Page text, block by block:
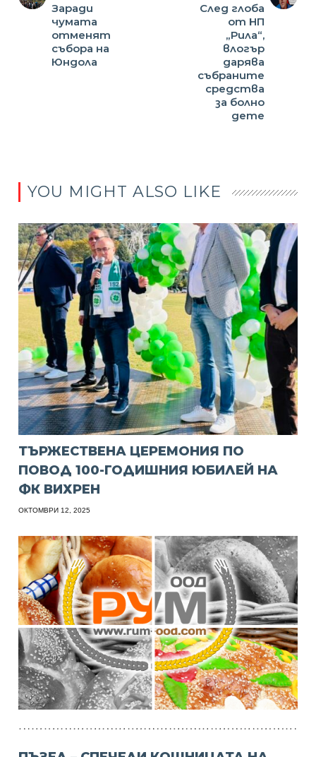
Заради
чумата
отменят
събора на
Юндола
След глоба
от НП
„Рила“,
влогър
дарява
събраните
средства
за болно
дете
YOU MIGHT ALSO LIKE
ТЪРЖЕСТВЕНА ЦЕРЕМОНИЯ ПО
ПОВОД 100-ГОДИШНИЯ ЮБИЛЕЙ НА
ФК ВИХРЕН
ОКТОМВРИ 12, 2025